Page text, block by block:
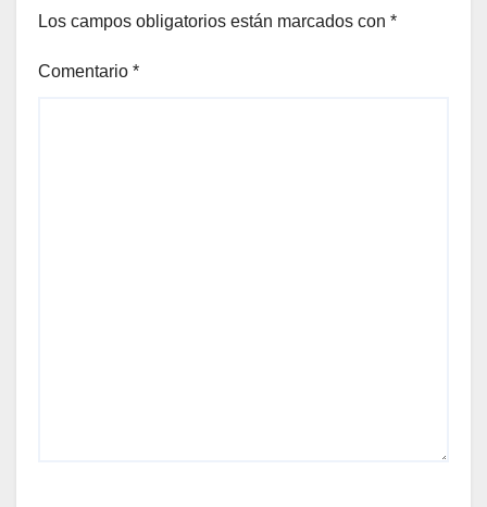
Los campos obligatorios están marcados con *
Comentario *